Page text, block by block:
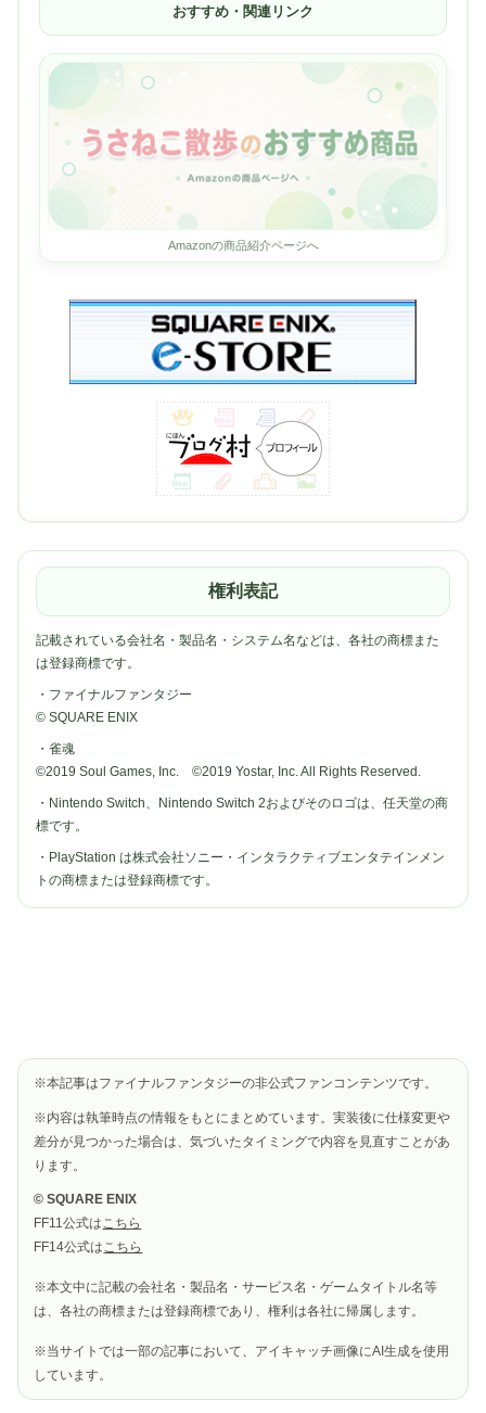
おすすめ・関連リンク
Amazonの商品紹介ページへ
権利表記
記載されている会社名・製品名・システム名などは、各社の商標また
は登録商標です。
・ファイナルファンタジー
© SQUARE ENIX
・雀魂
©2019 Soul Games, Inc. ©2019 Yostar, Inc. All Rights Reserved.
・Nintendo Switch、Nintendo Switch 2およびそのロゴは、任天堂の商
標です。
・PlayStation は株式会社ソニー・インタラクティブエンタテインメン
トの商標または登録商標です。
※本記事はファイナルファンタジーの非公式ファンコンテンツです。
※内容は執筆時点の情報をもとにまとめています。実装後に仕様変更や
差分が見つかった場合は、気づいたタイミングで内容を見直すことがあ
ります。
© SQUARE ENIX
FF11公式はこちら
FF14公式はこちら
※本文中に記載の会社名・製品名・サービス名・ゲームタイトル名等
は、各社の商標または登録商標であり、権利は各社に帰属します。
※当サイトでは一部の記事において、アイキャッチ画像にAI生成を使用
しています。